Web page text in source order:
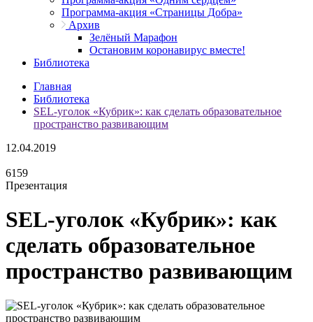
Программа-акция «Страницы Добра»
Архив
Зелёный Марафон
Остановим коронавирус вместе!
Библиотека
Главная
Библиотека
SEL-уголок «Кубрик»: как сделать образовательное
пространство развивающим
12.04.2019
6159
Презентация
SEL-уголок «Кубрик»: как
сделать образовательное
пространство развивающим